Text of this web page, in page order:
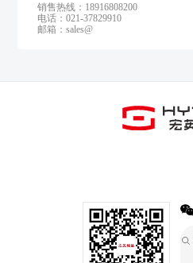
销售热线：18916808200
电话：021-37829910
邮箱：sales@